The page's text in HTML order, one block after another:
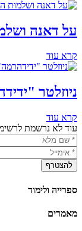
על דאנה
קרא עוד
ניוזלטר
קרא עוד
עוד לא נרשמת
ספרייה ולימוד
מאמרים